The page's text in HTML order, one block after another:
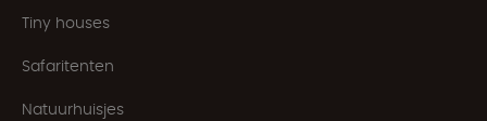
Tiny houses
Safaritenten
Natuurhuisjes